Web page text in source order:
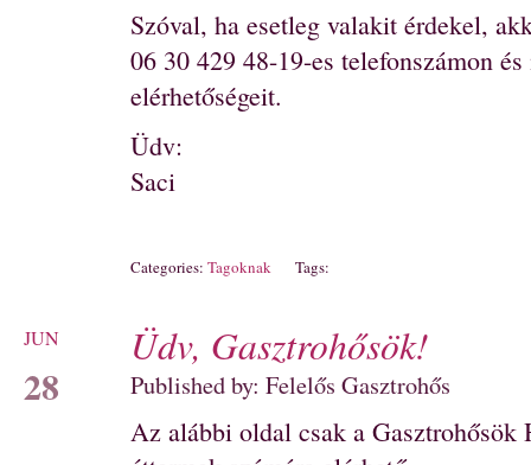
Szóval, ha esetleg valakit érdekel,
06 30 429 48-19-es telefonszámon
elérhetőségeit.
Üdv:
Saci
Categories: Tagoknak Tags:
Üdv, Gasztrohősök!
Published by: Felelős Gasztrohős
JUN
28
Az alábbi oldal csak a Gasztrohősök